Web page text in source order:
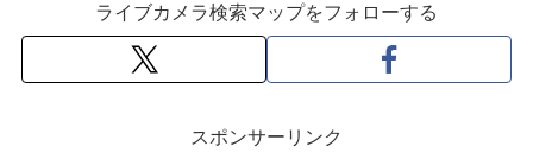
ライブカメラ検索マップをフォローする
スポンサーリンク